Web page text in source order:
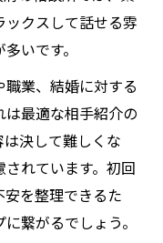
クスして話せる雰
いです。
業、結婚に対する
最適な相手紹介の
決して難しくな
れています。初回
を整理できるた
繋がるでしょう。